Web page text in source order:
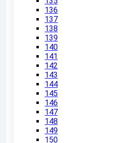
136
137
138
139
140
141
142
143
144
145
146
147
148
149
150